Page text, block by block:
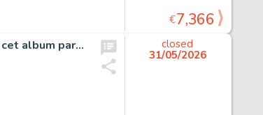
€7,366
Caatinga, planche originale à l’encre de chine et à l’aquarelle pour cet album paru en 1997 au Lombard.
closed
31/05/2026